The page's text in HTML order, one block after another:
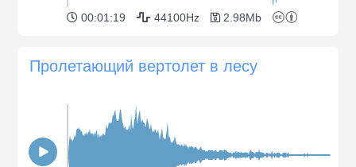
00:01:19 44100Hz 2.98Mb
Пролетающий вертолет в лесу